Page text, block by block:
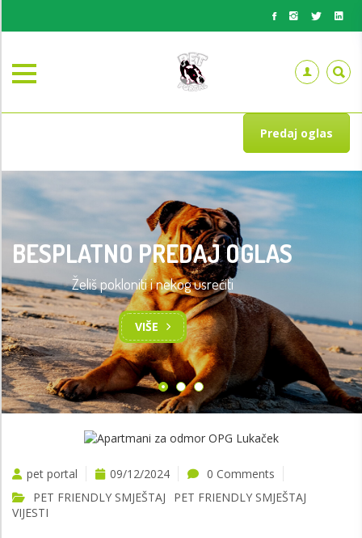
Predaj oglas
BESPLATNO PREDAJ OGLAS
Želiš pokloniti i nekog usrećiti
VIŠE
pet portal 09/12/2024
0 Comments
PET FRIENDLY SMJEŠTAJ
PET FRIENDLY SMJEŠTAJ
VIJESTI